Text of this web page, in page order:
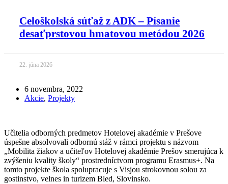
Celoškolská súťaž z ADK – Písanie
desaťprstovou hmatovou metódou 2026
22. júna 2026
6 novembra, 2022
Akcie, Projekty
Učitelia odborných predmetov Hotelovej akadémie v Prešove
úspešne absolvovali odbornú stáž v rámci projektu s názvom
„Mobilita žiakov a učiteľov Hotelovej akadémie Prešov smerujúca k
zvýšeniu kvality školy“ prostredníctvom programu Erasmus+. Na
tomto projekte škola spolupracuje s Visjou strokovnou solou za
gostinstvo, velnes in turizem Bled, Slovinsko.